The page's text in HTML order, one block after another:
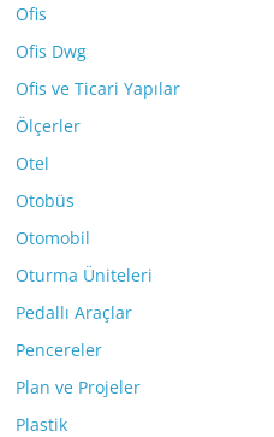
Ofis
Ofis Dwg
Ofis ve Ticari Yapılar
Ölçerler
Otel
Otobüs
Otomobil
Oturma Üniteleri
Pedallı Araçlar
Pencereler
Plan ve Projeler
Plastik